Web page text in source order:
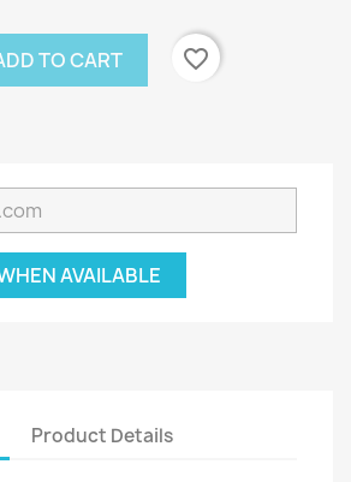
TO CART
favorite_border
AVAILABLE
Product Details